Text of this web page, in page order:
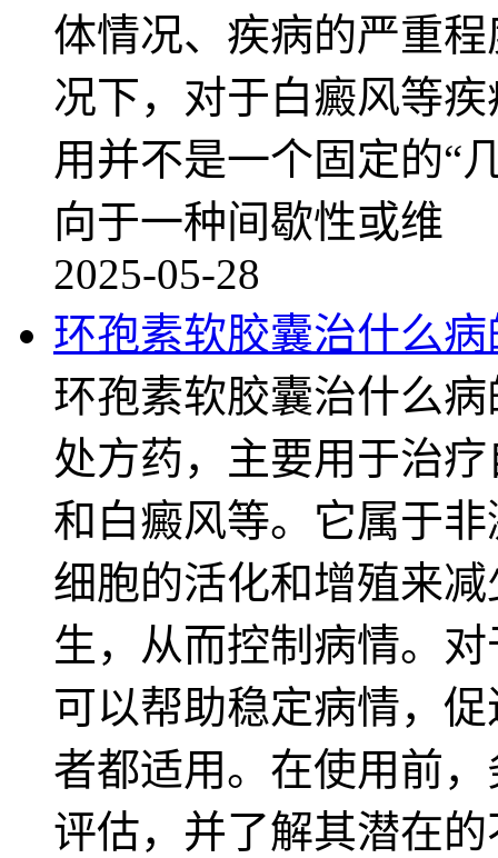
体情况、疾病的严重
况下，对于白癜风等
用并不是一个固定的“
向于一种间歇性或维
2025-05-28
环孢素软胶囊治什么
环孢素软胶囊治什么
处方药，主要用于治
和白癜风等。它属于
细胞的活化和增殖来
生，从而控制病情。
可以帮助稳定病情，
者都适用。在使用前
评估，并了解其潜在